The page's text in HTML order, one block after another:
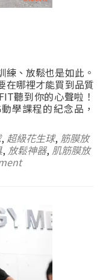
、放鬆也是如此。
在哪裡才能買到品質
聽到你的心聲啦！
學課程的紀念品，
, 超級花生球, 筋膜放
, 放鬆神器, 肌筋膜放